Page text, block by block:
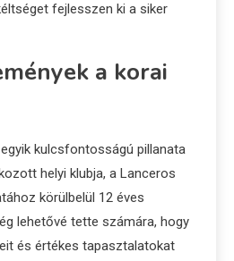
fejlesszen ki a siker
a korai
kulcsfontosságú pillanata
helyi klubja, a Lanceros
körülbelül 12 éves
lehetővé tette számára, hogy
és értékes tapasztalatokat